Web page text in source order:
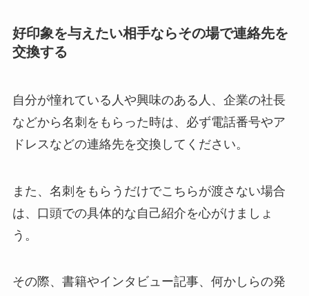
好印象を与えたい相手ならその場で連絡先を
交換する
自分が憧れている人や興味のある人、企業の社長
などから名刺をもらった時は、必ず電話番号やア
ドレスなどの連絡先を交換してください。
また、名刺をもらうだけでこちらが渡さない場合
は、口頭での具体的な自己紹介を心がけましょ
う。
その際、書籍やインタビュー記事、何かしらの発